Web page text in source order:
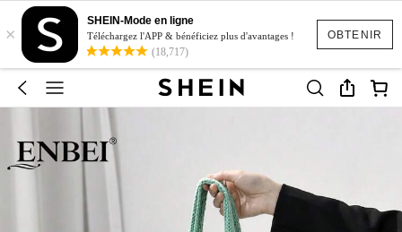
OBTENIR
×
SHEIN-Mode en ligne
Téléchargez l'APP & bénéficiez plus d'avantages !
(18,717)